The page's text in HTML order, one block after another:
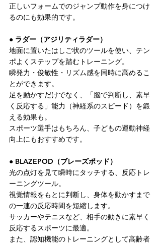
正しいフォームでのジャンプ動作を身につけ
るのにも効果的です。
● ラダー（アジリティラダー）
地面に置いたはしご状のツールを使い、テン
ポよくステップを踏むトレーニング。
瞬発力・俊敏性・リズム感を同時に高めるこ
とができます。
足を動かすだけでなく、「脳で判断し、素早
く反応する」能力（神経系のスピード）を鍛
える効果も。
スポーツ選手はもちろん、子どもの運動神経
向上にもおすすめです。
● BLAZEPOD（ブレーズポッド）
光の点灯を見て瞬時にタッチする、反応トレ
ーニングツール。
視覚情報をもとに判断し、身体を動かすまで
の一連の反応時間を短縮します。
サッカーやテニスなど、相手の動きに素早く
反応するスポーツに最適。
また、認知機能のトレーニングとして高齢者